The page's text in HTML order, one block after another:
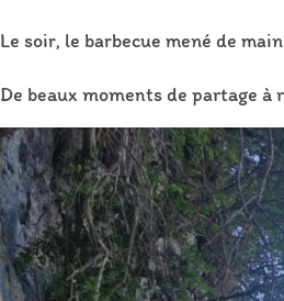
Le soir, le barbecue mené de
De beaux moments de partage